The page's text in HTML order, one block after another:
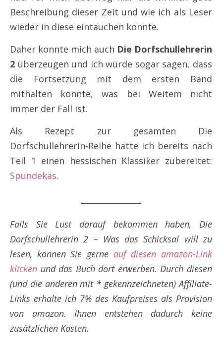
Beschreibung dieser Zeit und wie ich als Leser
wieder in diese eintauchen konnte.
Daher konnte mich auch Die Dorfschullehrerin
2 überzeugen und ich würde sogar sagen, dass
die Fortsetzung mit dem ersten Band
mithalten konnte, was bei Weitem nicht
immer der Fall ist.
Als Rezept zur gesamten Die
Dorfschullehrerin-Reihe hatte ich bereits nach
Teil 1 einen hessischen Klassiker zubereitet:
Spundekäs.
Falls Sie Lust darauf bekommen haben, Die
Dorfschullehrerin 2 – Was das Schicksal will zu
lesen, können Sie gerne auf diesen amazon-Link
klicken und das Buch dort erwerben. Durch diesen
(und die anderen mit * gekennzeichneten) Affiliate-
Links erhalte ich 7% des Kaufpreises als Provision
von amazon. Ihnen entstehen dadurch keine
zusätzlichen Kosten.